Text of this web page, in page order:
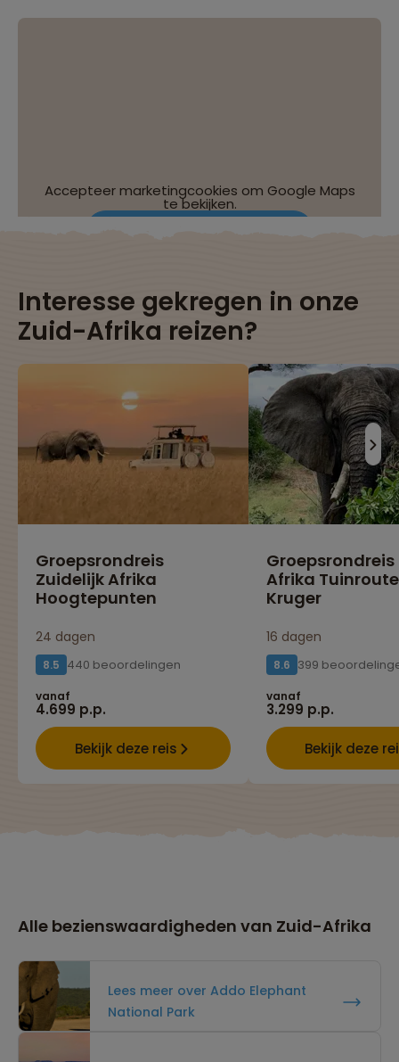
Accepteer marketingcookies om Google Maps
te bekijken.
Interesse gekregen in onze
Zuid-Afrika reizen?
Groepsrondreis
Zuidelijk Afrika
Hoogtepunten
24 dagen
8.5 440 beoordelingen
vanaf
4.699 p.p.
Bekijk deze reis
Afrika
Kruger
16 dagen
8.6 399
vanaf
3.299 p.p.
Bekijk deze
Alle bezienswaardigheden van Zuid-Afrika
Lees meer over Addo Elephant
National Park